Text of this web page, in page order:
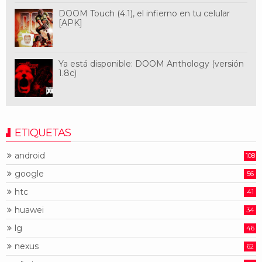
DOOM Touch (4.1), el infierno en tu celular
[APK]
Ya está disponible: DOOM Anthology (versión
1.8c)
ETIQUETAS
android 108
google 56
htc 41
huawei 34
lg 46
nexus 62